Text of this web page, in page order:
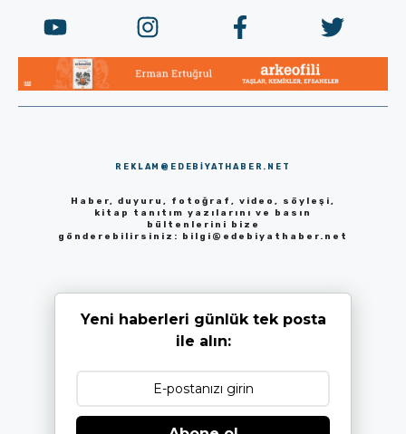
REKLAM@EDEBIYATHABER.NET
Haber, duyuru, fotoğraf, video, söyleşi,
kitap tanıtım yazılarını ve basın
bültenlerini bize
gönderebilirsiniz: bilgi@edebiyathaber.net
Yeni haberleri günlük tek posta
ile alın: